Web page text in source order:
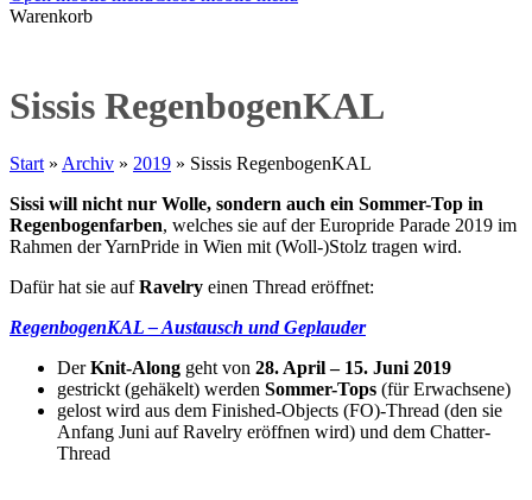
Warenkorb
Sissis RegenbogenKAL
Start » Archiv » 2019 » Sissis RegenbogenKAL
Sissi will nicht nur Wolle, sondern auch ein Sommer-Top in
Regenbogenfarben, welches sie auf der Europride Parade 2019 im
Rahmen der YarnPride in Wien mit (Woll-)Stolz tragen wird.
Dafür hat sie aufRavelry einen Thread eröffnet:
RegenbogenKAL – Austausch und Geplauder
DerKnit-Along geht von 28. April – 15. Juni 2019
gestrickt (gehäkelt) werden Sommer-Tops (für Erwachsene)
gelost wird aus dem Finished-Objects (FO)-Thread (den sie
Anfang Juni auf Ravelry eröffnen wird) und dem Chatter-
Thread